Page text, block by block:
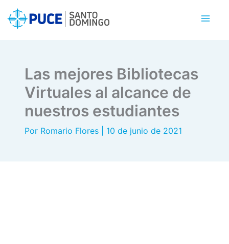
Las mejores Bibliotecas
Virtuales al alcance de
nuestros estudiantes
Por Romario Flores 10 de junio de 2021